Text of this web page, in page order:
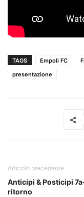
TAGS Empoli FC
presentazione
Articolo precedente
Anticipi & Posticipi
ritorno